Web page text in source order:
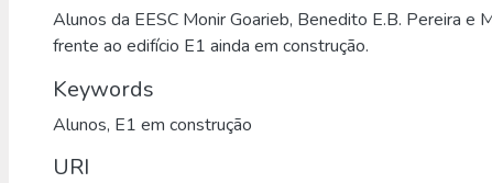
Alunos da EESC Monir Goarieb, Benedito E.B. Pereira e
frente ao edifício E1 ainda em construção.
Keywords
Alunos, E1 em construção
URI